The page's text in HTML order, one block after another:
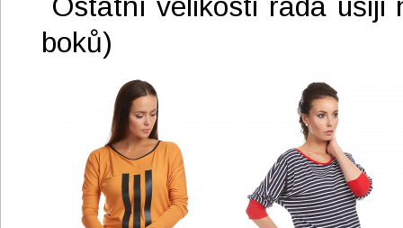
Ostatní velikosti ráda ušiji
boků)